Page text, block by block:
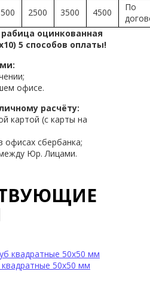
2500 3500 4500
По
оцинкованная
5 способов оплаты!
офисе.
расчёту:
картой (с карты на
офисах сбербанка;
Юр. Лицами.
50х50 мм